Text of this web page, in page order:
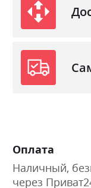
Оплата
Наличный,
через